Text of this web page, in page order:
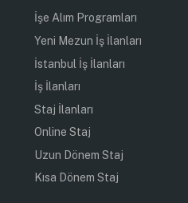
İşe Alım Programları
Yeni Mezun İş İlanları
İstanbul İş İlanları
İş İlanları
Staj İlanları
Online Staj
Uzun Dönem Staj
Kısa Dönem Staj